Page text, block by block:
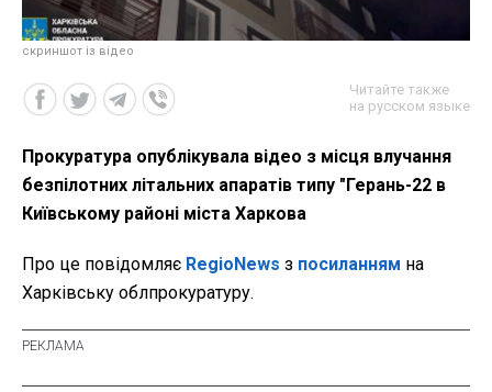
скриншот із відео
Читайте также
на русском языке
Прокуратура опублікувала відео з місця влучання
безпілотних літальних апаратів типу "Герань-22 в
Київському районі міста Харкова
Про це повідомляє RegioNews з посиланням на
Харківську облпрокуратуру.